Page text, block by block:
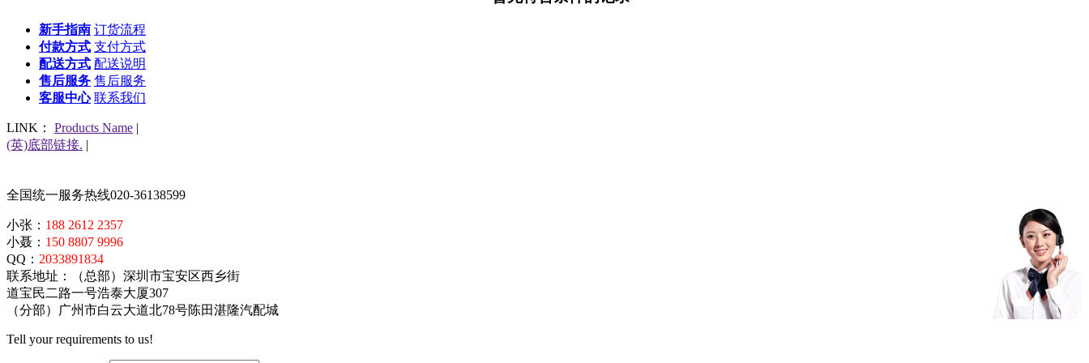
新手指南 订货流程
付款方式 支付方式
配送方式 配送说明
售后服务 售后服务
客服中心 联系我们
LINK： Products Name |
(英)底部链接. |
全国统一服务热线020-36138599
小张： 188 2612 2357
小聂： 150 8807 9996
QQ： 2033891834
联系地址：（总部）深圳市宝安区西乡街
道宝民二路一号浩泰大厦307
（分部）广州市白云大道北78号陈田湛隆汽配城
Tell your requirements to us!